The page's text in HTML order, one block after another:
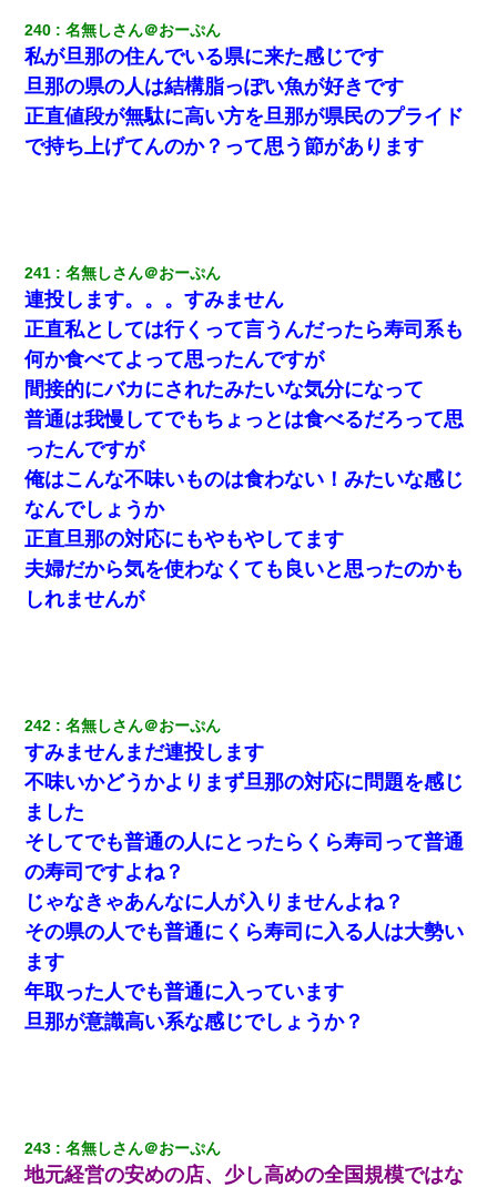
なかったの？（泣」
俺「初対面でなに言ったか覚えてる？」嫁「臭いんだよ！キモオ
タ？だっけ？」俺「だいたい合ってる。で、なんで告白してきた
の？」→
友人「酒の勢いで女先輩をホテルに連れ込んだｗｗｗｗｗ」俺
「…」
彼女にプロポーズしてOK貰った俺、告げられた結婚条件にブチ切
れて無事婚約破棄・・・
私が遺産を相続。→それを知った義両親が「旅行代金を出せ！」
「リフォーム費用を負担しろ！」「金の管理は私達がする！」と
浅ましくも集りにきた。
ワイアラサー主婦、昨晩久しぶりに夫と致した結果ｗｗｗｗｗ
【クズ】昔、兄がお見合いして「ブスすぎｗｗｗ」と断った女性
が、兄の同級生と結婚。それを知った兄は荒れ狂い、｢嫁さん、俺
のお古ですが気分はどう？」とメールを送った→
結果…｜生活｜ワロタあんてな
小2の頃、妹と昼寝してたら家が火事になってて気づくと逃げ場が
なかった。妹を抱き締めて「ﾀﾋんじゃうよ」って泣いてたら…
わい(42)渋谷の夜のサービスで19の女の子にゴックンさせた結果
ｗｗｗｗｗｗｗｗ
クラスで一人無口で誰とも話さない男子がいた。→修学旅行に来
なかったその男子に女子達がお土産を渡した。5分後…
同じマンションに住んでる女性が鍵をわかりやすいところに隠し
ている事に気づいた俺「忍びこんでみよう！」→ 結果
彼女「うん！！絶対幸せになろうね！！！！」 → ７年後ｗｗ
ｗｗｗ
240 名無しさん＠おーぷん
私が旦那の住んでいる県に来た感じです
旦那の県の人は結構脂っぽい魚が好きです
正直値段が無駄に高い方を旦那が県民のプライド
で持ち上げてんのか？って思う節があります
241 名無しさん＠おーぷん
連投します。。。すみません
正直私としては行くって言うんだったら寿司系も
何か食べてよって思ったんですが
間接的にバカにされたみたいな気分になって
普通は我慢してでもちょっとは食べるだろって思
ったんですが
俺はこんな不味いものは食わない！みたいな感じ
なんでしょうか
正直旦那の対応にもやもやしてます
夫婦だから気を使わなくても良いと思ったのかも
しれませんが
242 名無しさん＠おーぷん
すみませんまだ連投します
不味いかどうかよりまず旦那の対応に問題を感じ
ました
そしてでも普通の人にとったらくら寿司って普通
の寿司ですよね？
じゃなきゃあんなに人が入りませんよね？
その県の人でも普通にくら寿司に入る人は大勢い
ます
年取った人でも普通に入っています
旦那が意識高い系な感じでしょうか？
243 名無しさん＠おーぷん
地元経営の安めの店、少し高めの全国規模ではな